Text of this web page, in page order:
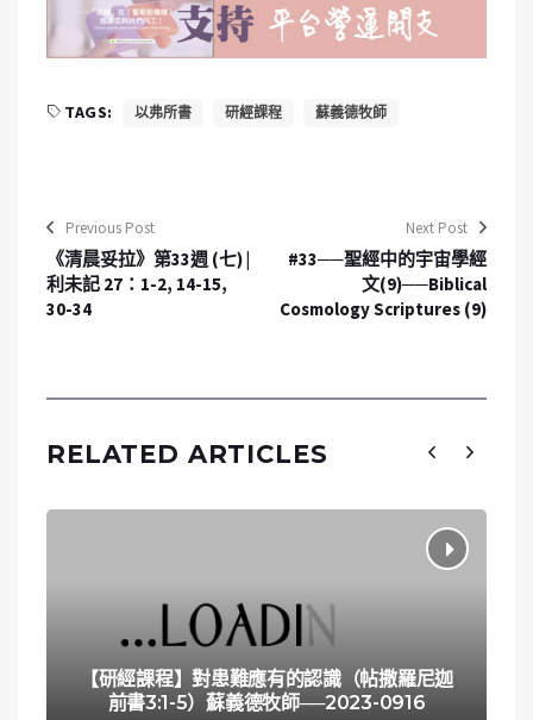
TAGS: 以弗所書 研經課程 蘇義德牧師
Previous Post
《清晨妥拉》第33週 (七) |
利未記 27：1-2, 14-15,
30-34
Next Post
#33──聖經中的宇宙學經
文(9)──Biblical
Cosmology Scriptures (9)
RELATED ARTICLES
【研經課程】對患難應有的認識（帖撒羅尼迦
前書3:1-5）蘇義德牧師──2023-0916